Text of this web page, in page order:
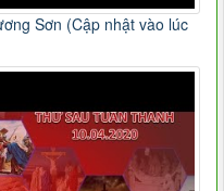
Sơn (Cập nhật vào lúc